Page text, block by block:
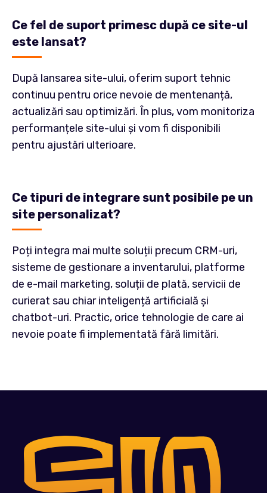
Ce fel de suport primesc după ce site-ul
este lansat?
După lansarea site-ului, oferim suport tehnic
continuu pentru orice nevoie de mentenanță,
actualizări sau optimizări. În plus, vom monitoriza
performanțele site-ului și vom fi disponibili
pentru ajustări ulterioare.
Ce tipuri de integrare sunt posibile pe un
site personalizat?
Poți integra mai multe soluții precum CRM-uri,
sisteme de gestionare a inventarului, platforme
de e-mail marketing, soluții de plată, servicii de
curierat sau chiar inteligență artificială și
chatbot-uri. Practic, orice tehnologie de care ai
nevoie poate fi implementată fără limitări.